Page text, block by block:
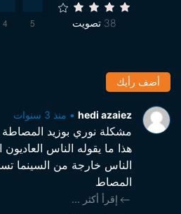
38 تصويت
أضف رأيك
hedi azaiez
• منذ 3 سنوات
مشكلة نوري بوزيد المصاطة
هذا ما يقوله الناس العاديون
الناس خارجة من السينما
المصاط
إقرأ أكثر...